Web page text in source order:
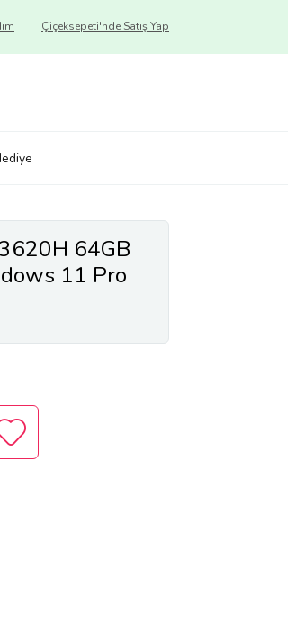
Çiçeksepeti'nde Satış Yap
64GB
11 Pro